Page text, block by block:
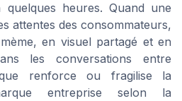
heures. Quand une
attentes des consommateurs,
en visuel partagé et en
les conversations entre
renforce ou fragilise la
entreprise selon la